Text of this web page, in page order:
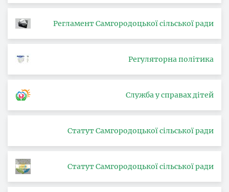
Регламент Самгородоцької сільської ради
Регуляторна політика
Служба у справах дітей
Статут Самгородоцької сільської ради
Статут Самгородоцької сільської ради